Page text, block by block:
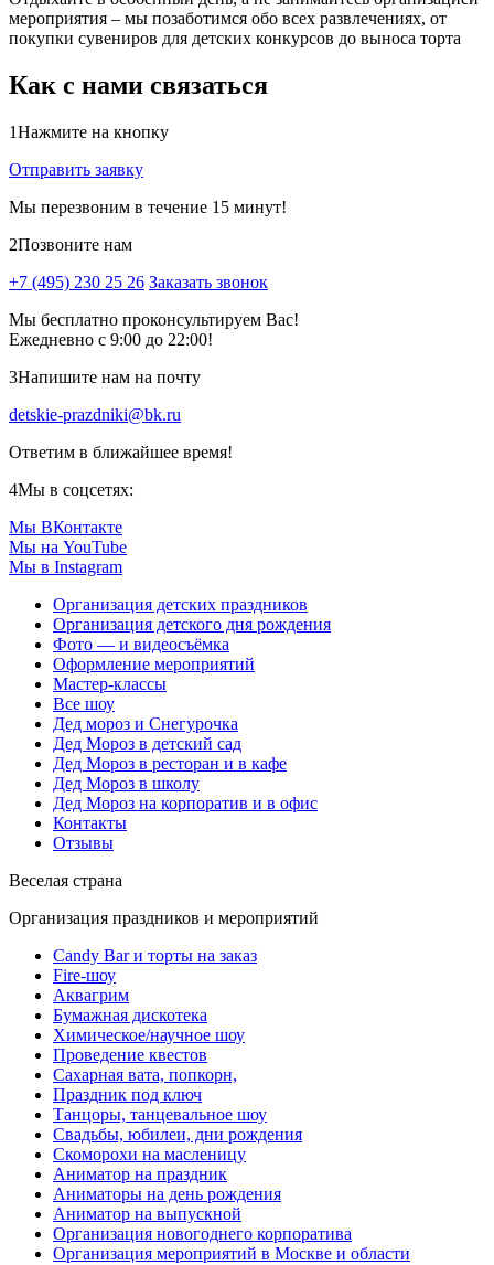
мероприятия – мы позаботимся обо всех развлечениях, от
покупки сувениров для детских конкурсов до выноса торта
Как с нами связаться
1Нажмите на кнопку
Отправить заявку
Мы перезвоним в течение 15 минут!
2Позвоните нам
+7 (495) 230 25 26 Заказать звонок
Мы бесплатно проконсультируем Вас!
Ежедневно с 9:00 до 22:00!
3Напишите нам на почту
detskie-prazdniki@bk.ru
Ответим в ближайшее время!
4Мы в соцсетях:
Мы ВКонтакте
Мы на YouTube
Мы в Instagram
Организация детских праздников
Организация детского дня рождения
Фото — и видеосъёмка
Оформление мероприятий
Мастер-классы
Все шоу
Дед мороз и Снегурочка
Дед Мороз в детский сад
Дед Мороз в ресторан и в кафе
Дед Мороз в школу
Дед Мороз на корпоратив и в офис
Контакты
Отзывы
Веселая страна
Организация праздников и мероприятий
Candy Bar и торты на заказ
Fire-шоу
Аквагрим
Бумажная дискотека
Химическое/научное шоу
Проведение квестов
Сахарная вата, попкорн,
Праздник под ключ
Танцоры, танцевальное шоу
Свадьбы, юбилеи, дни рождения
Скоморохи на масленицу
Аниматор на праздник
Аниматоры на день рождения
Аниматор на выпускной
Организация новогоднего корпоратива
Организация мероприятий в Москве и области